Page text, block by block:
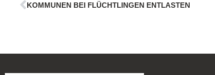
KOMMUNEN BEI FLÜCHTLINGEN ENTLASTEN